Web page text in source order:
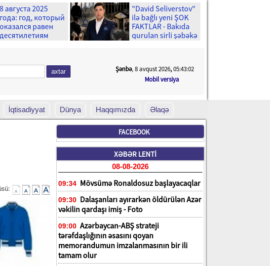
8 августа 2025
года: год, который
оказался равен
десятилетиям
"David Seliverstov"
ilə bağlı yeni ŞOK
FAKTLAR - Bakıda
qurulan sirli şəbəkə
Mobil versiya
Şənbə, 8 avqust 2026,05:43:03
İqtisadiyyat Dünya Haqqımızda Əlaqə
FACEBOOK
XƏBƏR LENTİ
08-08-2026
09:34 Mövsümə Ronaldosuz başlayacaqlar
09:30 Dalaşanları ayırarkən öldürülən Azər
vəkilin qardaşı imiş - Foto
09:00 Azərbaycan-ABŞ strateji
tərəfdaşlığının əsasını qoyan
memorandumun imzalanmasının bir ili
tamam olur